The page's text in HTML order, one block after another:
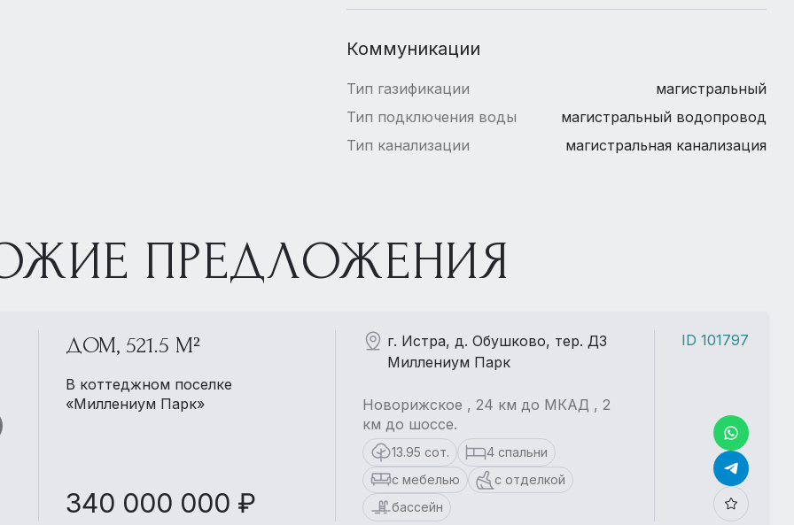
Коммуникации
Тип газификации
магистральный
Тип подключения воды
магистральный водопровод
Тип канализации
магистральная канализация
ПРЕДЛОЖЕНИЯ
ДОМ, 521.5 М²
В коттеджном поселке
«Миллениум Парк»
340 000 000 ₽
г. Истра, д. Обушково, тер. ДЗ
Миллениум Парк
Новорижское , 24 км до МКАД , 2
км до шоссе.
13.95 сот.
4 спальни
с мебелью
с отделкой
бассейн
ID 101797